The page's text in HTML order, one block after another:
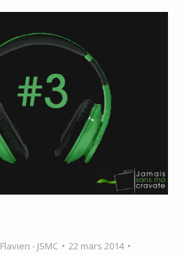
Flavien - JSMC
22 mars 2014